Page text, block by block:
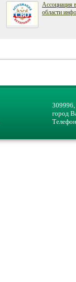
Ассоциация
области
309996,
город